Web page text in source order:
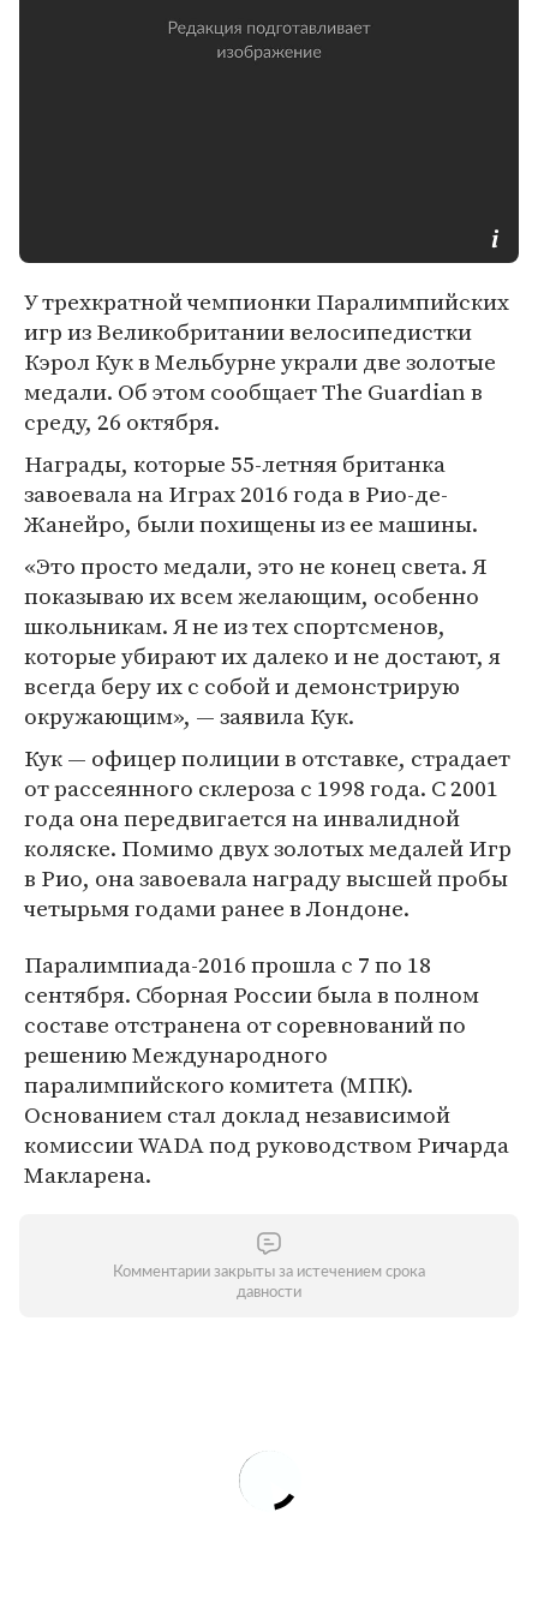
У трехкратной чемпионки Паралимпийских
игр из Великобритании велосипедистки
Кэрол Кук в Мельбурне украли две золотые
медали. Об этом сообщает The Guardian в
среду, 26 октября.
Награды, которые 55-летняя британка
завоевала на Играх 2016 года в Рио-де-
Жанейро, были похищены из ее машины.
«Это просто медали, это не конец света. Я
показываю их всем желающим, особенно
школьникам. Я не из тех спортсменов,
которые убирают их далеко и не достают, я
всегда беру их с собой и демонстрирую
окружающим», — заявила Кук.
Кук — офицер полиции в отставке, страдает
от рассеянного склероза с 1998 года. С 2001
года она передвигается на инвалидной
коляске. Помимо двух золотых медалей Игр
в Рио, она завоевала награду высшей пробы
четырьмя годами ранее в Лондоне.
Паралимпиада-2016 прошла с 7 по 18
сентября. Сборная России была в полном
составе отстранена от соревнований по
решению Международного
паралимпийского комитета (МПК).
Основанием стал доклад независимой
комиссии WADA под руководством Ричарда
Макларена.
Комментарии закрыты за истечением срока
давности